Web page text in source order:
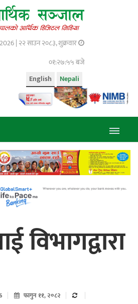
| २२ साउन २०८३, शुक्रवार
०१:२७:५५ बजे
Nepali
English
विभागद्वारा
फागुन ११, २०८२